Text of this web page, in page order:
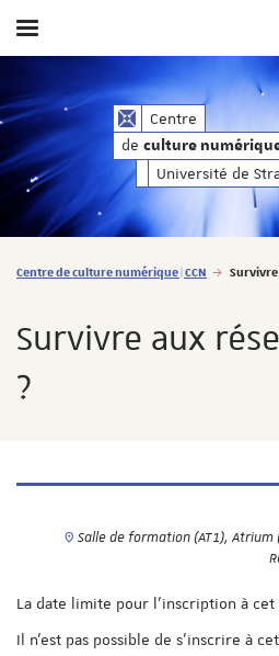
Centrede
de culture
Université de
Afficher / masquer le menu
Vous êtes ici :
Centre de culture numérique | CCN Survivre
Survivre aux
?
Salle de formation (AT1),
La date limite pour l'inscription à cet
Il n'est pas possible de s'inscrire à